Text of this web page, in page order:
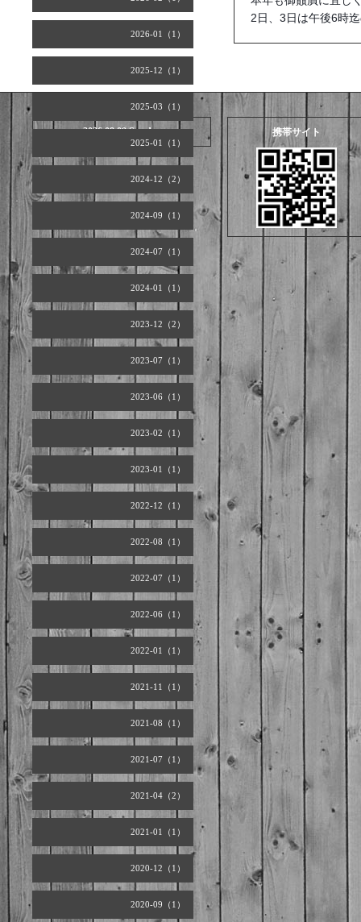
2026-01（1）
2025-12（1）
2025-03（1）
2025-01（1）
2024-12（2）
2024-09（1）
2024-07（1）
2024-01（1）
2023-12（2）
2023-07（1）
2023-06（1）
2023-02（1）
2023-01（1）
2022-12（1）
2022-08（1）
2022-07（1）
2022-06（1）
2022-01（1）
2021-11（1）
2021-08（1）
2021-07（1）
2021-04（2）
2021-01（1）
2020-12（1）
2020-09（1）
2日、3日は午後6時
2026.08.09 Sunday 携帯サイト